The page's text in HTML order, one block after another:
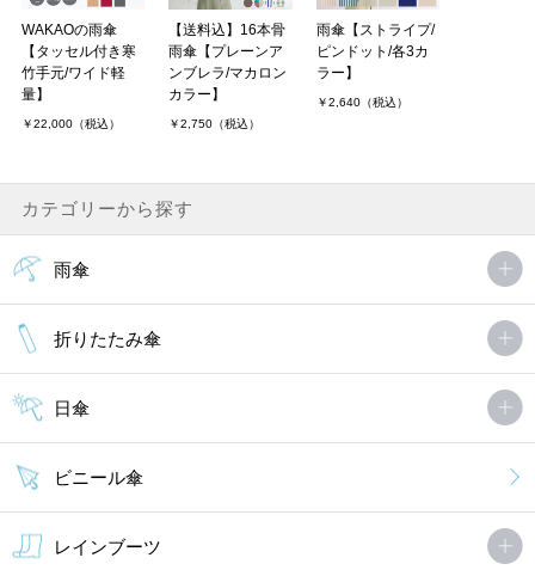
WAKAOの雨傘
【タッセル付き寒
竹手元/ワイド軽
量】
￥22,000（税込）
【送料込】16本骨
雨傘【プレーンア
ンブレラ/マカロン
カラー】
￥2,750（税込）
雨傘【ストライプ/
ピンドット/各3カ
ラー】
￥2,640（税込）
カテゴリーから探す
雨傘
折りたたみ傘
日傘
ビニール傘
レインブーツ